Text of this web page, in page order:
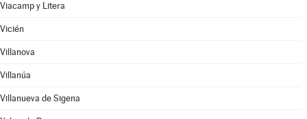
Viacamp y Litera
Vicién
Villanova
Villanúa
Villanueva de Sigena